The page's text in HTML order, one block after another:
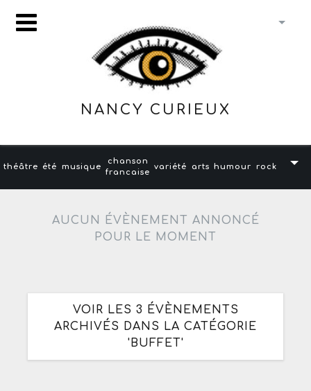
NANCY CURIEUX
théâtre été musique
chanson
francaise
variété arts humour rock
AUCUN ÉVÈNEMENT ANNONCÉ
POUR LE MOMENT
VOIR LES 3 ÉVÈNEMENTS
ARCHIVÉS DANS LA CATÉGORIE
'BUFFET'